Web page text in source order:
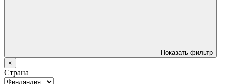
Показать фильтр
×
Страна